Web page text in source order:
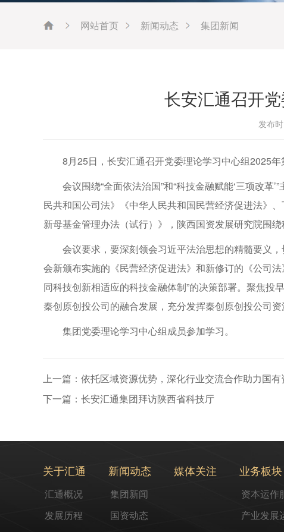
网站首页 新闻动态 集团新闻
长安汇通召开
发布
8月25日，长安汇通召开党委理论学习中心组2025年
会议围绕“全面依法治国”和“科技金融赋能‘三项改
民共和国公司法》《中华人民共和国民营经济促进法》
新母基金管理办法（试行）》，陕西国资发展研究院围
会议要求，要深刻领会习近平法治思想的精髓要义
会新颁布实施的《民营经济促进法》和新修订的《公司
同科技创新相适应的科技金融体制”的决策部署。聚焦
秦创原创投公司的融合发展，充分发挥秦创原创投公司
集团党委理论学习中心组成员参加学习。
上一篇：依托区域资源优势，深化行业交流合作助力国
下一篇：长安汇通集团拜访陕西省科技厅
关于汇通
汇通概况
发展历程
新闻动态
集团新闻
国资动态
媒体关注 业务板块
资本运作
产业发展